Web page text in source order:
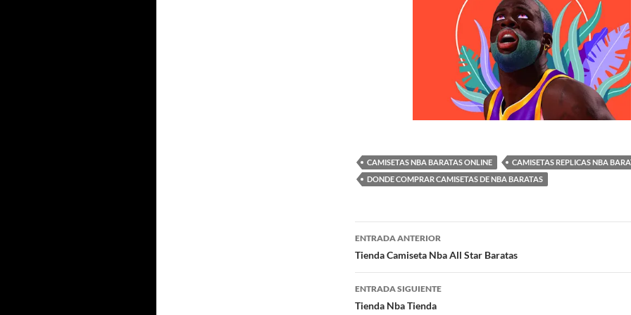
CAMISETAS NBA BARATAS ONLINE
CAMISETAS REPLICAS NBA
DONDE COMPRAR CAMISETAS DE NBA BARATAS
Navegación
de
entradas
ENTRADA ANTERIOR
Tienda Camiseta Nba All Star Baratas
ENTRADA SIGUIENTE
Tienda Nba Tienda